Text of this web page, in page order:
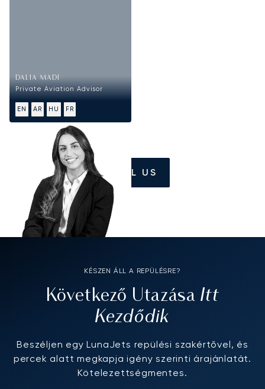
DALIA MADI
Private Aviation Advisor
EN AR HU FR
CALL US
KÉSZEN ÁLL A REPÜLÉSRE?
Következő Utazása Itt
Kezdődik
Beszéljen egy LunaJets repülési szakértővel, és
percek alatt megkapja igény szerinti árajánlatát.
Kötelezettségmentes.